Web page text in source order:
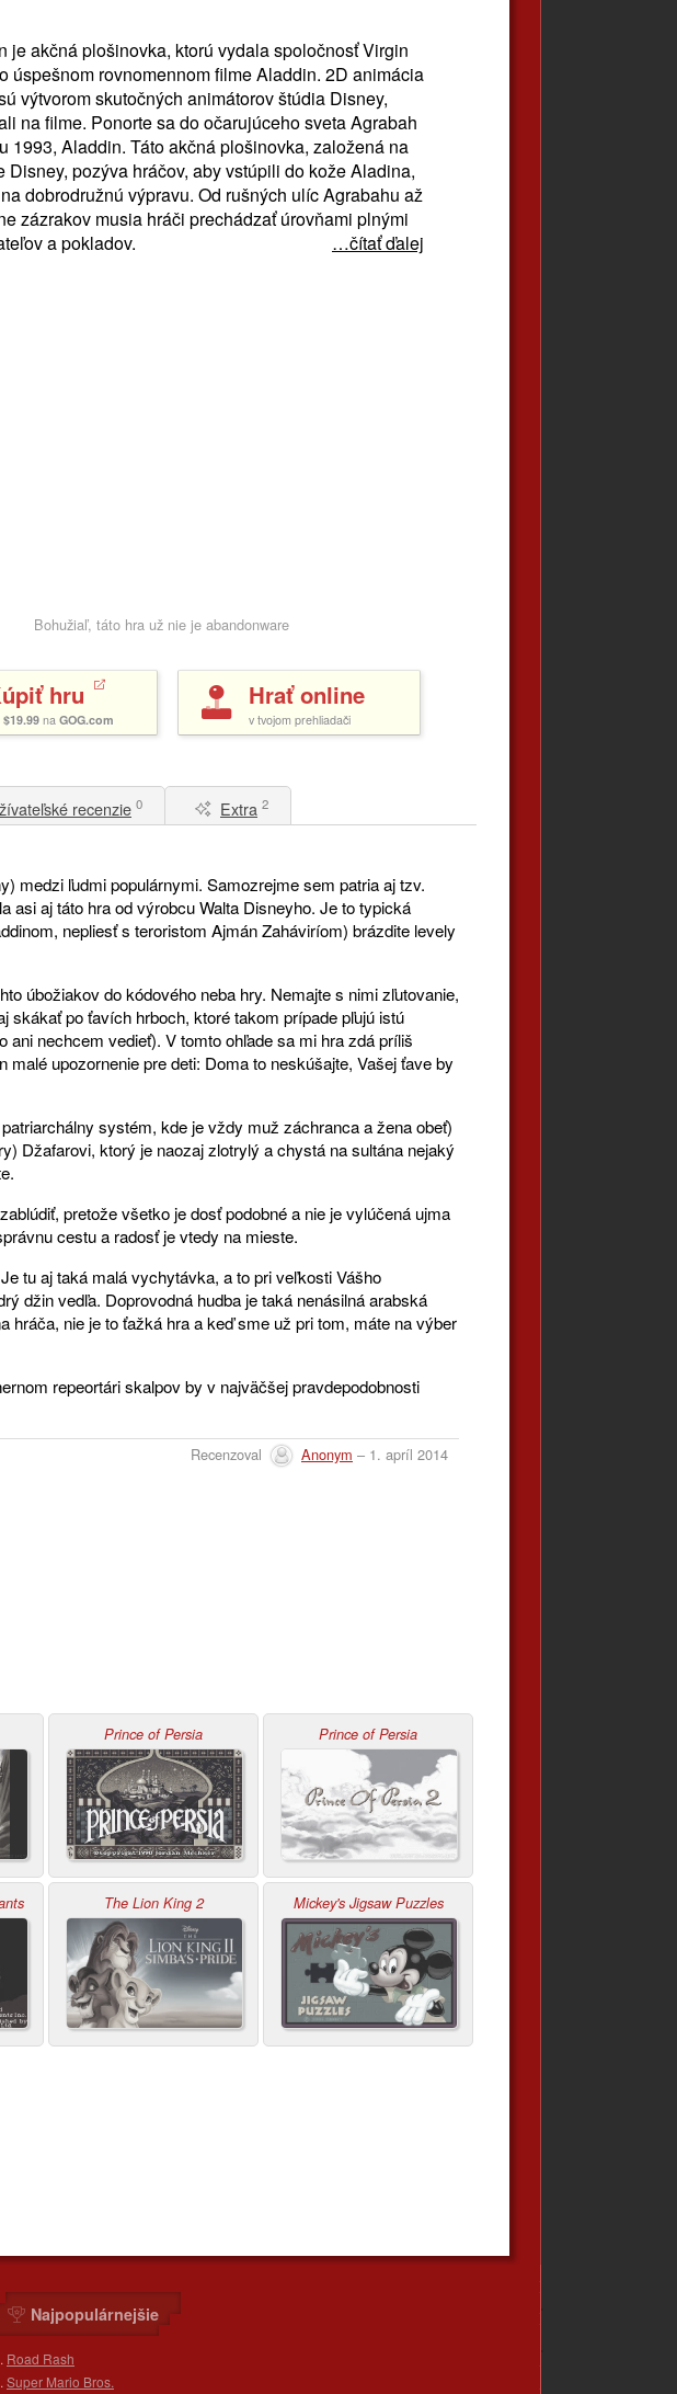
je akčná plošinovka, ktorú vydala spoločnosť Virgin
úspešnom rovnomennom filme Aladdin. 2D animácia
výtvorom skutočných animátorov štúdia Disney,
na filme. Ponorte sa do očarujúceho sveta Agrabah
1993, Aladdin. Táto akčná plošinovka, založená na
Disney, pozýva hráčov, aby vstúpili do kože Aladina,
dobrodružnú výpravu. Od rušných ulíc Agrabahu až
zázrakov musia hráči prechádzať úrovňami plnými
a pokladov.
…čítať ďalej
Bohužiaľ, táto hra už nie je abandonware
hru
$19.99 na GOG.com
Hrať online
v tvojom prehliadači
recenzie 0 Extra 2
medzi ľudmi populárnymi. Samozrejme sem patria aj tzv.
asi aj táto hra od výrobcu Walta Disneyho. Je to typická
nepliesť s teroristom Ajmán Zaháviríom) brázdite levely
úbožiakov do kódového neba hry. Nemajte s nimi zľutovanie,
po ťavích hrboch, ktoré takom prípade pľujú istú
nechcem vedieť). V tomto ohľade sa mi hra zdá príliš
upozornenie pre deti: Doma to neskúšajte, Vašej ťave by
systém, kde je vždy muž záchranca a žena obeť)
Džafarovi, ktorý je naozaj zlotrylý a chystá na sultána nejaký
pretože všetko je dosť podobné a nie je vylúčená ujma
cestu a radosť je vtedy na mieste.
tu aj taká malá vychytávka, a to pri veľkosti Vášho
džin vedľa. Doprovodná hudba je taká nenásilná arabská
nie je to ťažká hra a keď sme už pri tom, máte na výber
repeortári skalpov by v najväčšej pravdepodobnosti
Recenzoval Anonym – 1. apríl 2014
Prince of Persia Prince of Persia
The Lion King 2 Mickey's Jigsaw Puzzles
Najpopulárnejšie
Road Rash
Super Mario Bros.